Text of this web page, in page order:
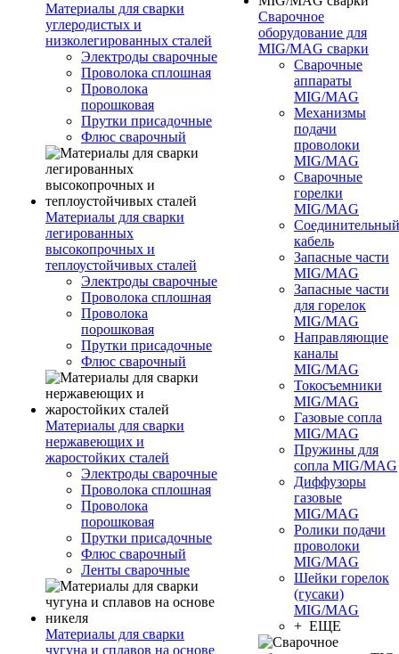
Материалы для сварки
углеродистых и
низколегированных сталей
Электроды сварочные
Проволока сплошная
Проволока
порошковая
Прутки присадочные
Флюс сварочный
Материалы для сварки
легированных
высокопрочных и
теплоустойчивых сталей
Электроды сварочные
Проволока сплошная
Проволока
порошковая
Прутки присадочные
Флюс сварочный
Материалы для сварки
нержавеющих и
жаростойких сталей
Электроды сварочные
Проволока сплошная
Проволока
порошковая
Прутки присадочные
Флюс сварочный
Ленты сварочные
Материалы для сварки
чугуна и сплавов на основе
Сварочное
оборудование для
MIG/MAG сварки
Сварочные
аппараты
MIG/MAG
Механизмы
подачи
проволоки
MIG/MAG
Сварочные
горелки
MIG/MAG
Соединительный
кабель
Запасные части
MIG/MAG
Запасные части
для горелок
MIG/MAG
Направляющие
каналы
MIG/MAG
Токосъемники
MIG/MAG
Газовые сопла
MIG/MAG
Пружины для
сопла MIG/MAG
Диффузоры
газовые
MIG/MAG
Ролики подачи
проволоки
MIG/MAG
Шейки горелок
(гусаки)
MIG/MAG
+ ЕЩЕ